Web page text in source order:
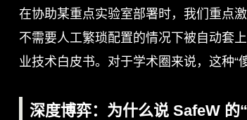
在协助某重点实验室部署时，我们重点
不需要人工繁琐配置的情况下被自动套
业技术白皮书。对于学术圈来说，这种“
深度博弈：为什么说 SafeW 的